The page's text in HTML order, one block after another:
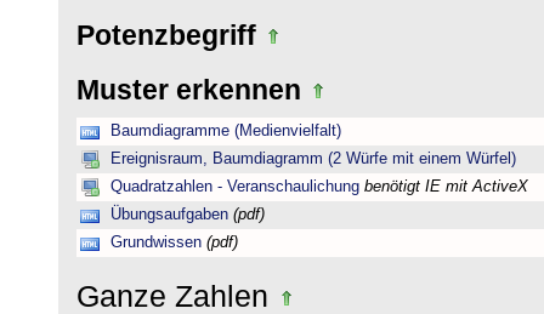
Potenzbegriff
Muster erkennen
Baumdiagramme (Medienvielfalt)
Ereignisraum, Baumdiagramm (2 Würfe mit einem Würfel)
Quadratzahlen - Veranschaulichung benötigt IE mit ActiveX
Übungsaufgaben (pdf)
Grundwissen (pdf)
Ganze Zahlen